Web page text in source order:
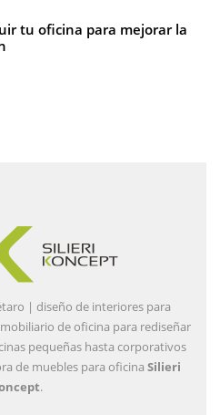
tu oficina para mejorar la
| diseño de interiores para
de oficina para rediseñar
pequeñas hasta corporativos
de muebles para oficina Silieri
.